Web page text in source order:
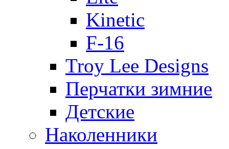
Kinetic
F-16
Troy Lee Designs
Перчатки зимние
Детские
Наколенники